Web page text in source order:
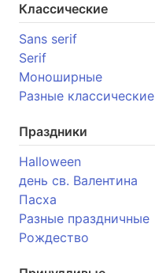
Классические
Sans serif
Serif
Моноширные
Разные классические
Праздники
Halloween
день св. Валентина
Пасха
Разные праздничные
Рождество